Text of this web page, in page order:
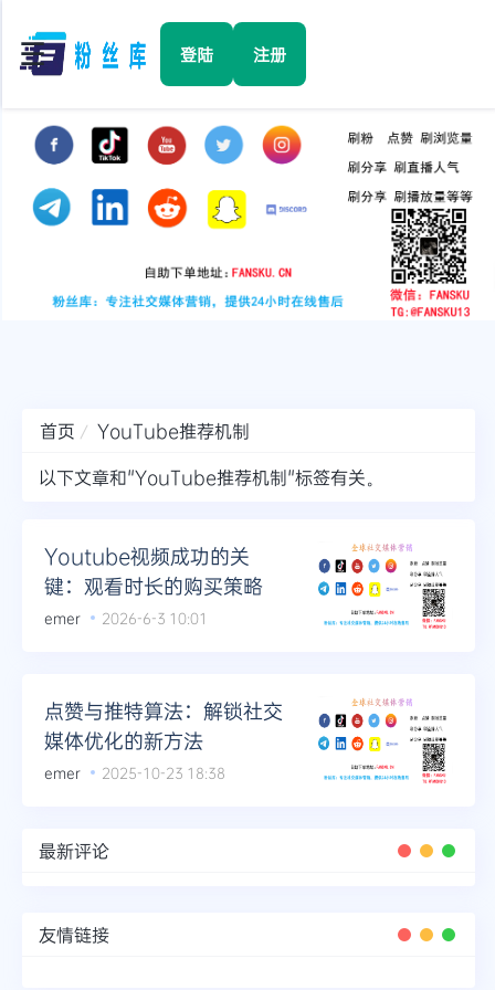
☰ 登陆 注册
Facebook
TikTok
YouTube
Twitter
Telegram
更多
首页
YouTube推荐机制
以下文章和"YouTube推荐机制"标签有关。
Youtube视频成功的关
键：观看时长的购买策略
emer 2026-6-3 10:01
点赞与推特算法：解锁社交
媒体优化的新方法
emer 2025-10-23 18:38
最新评论
友情链接